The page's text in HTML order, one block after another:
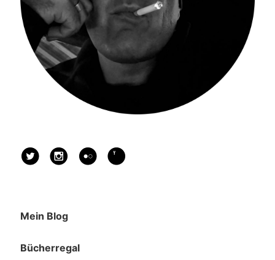
Mein Blog
Bücherregal